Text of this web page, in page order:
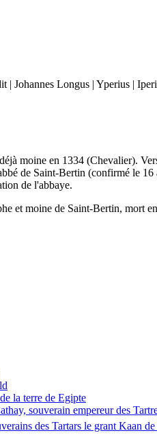
| Johannes Longus | Yperius |
moine en 1334 (Chevalier).
de Saint-Bertin (confirmé le
de l'abbaye.
et moine de Saint-Bertin, mort
la terre de Egipte
souverain empereur des
des Tartars le grant Kaan